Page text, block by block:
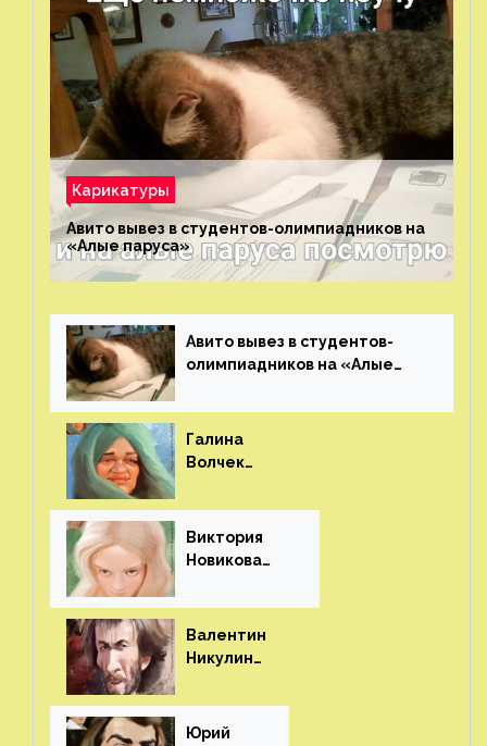
Карикатуры
Авито вывез в студентов-олимпиадников на
«Алые паруса»⁠⁠
Авито вывез в студентов-
олимпиадников на «Алые
Галина
Волчек
Виктория
Новикова
Валентин
Никулин
Юрий